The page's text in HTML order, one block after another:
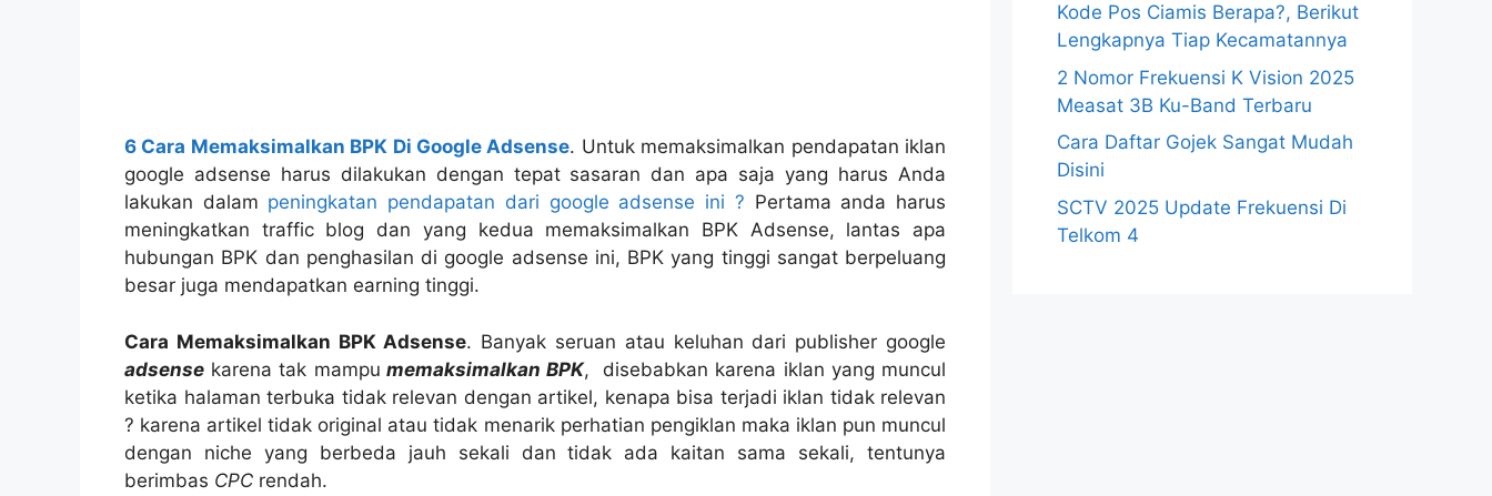
6 Cara Memaksimalkan BPK Di Google Adsense. Untuk memaksimalkan pendapatan iklan
google adsense harus dilakukan dengan tepat sasaran dan apa saja yang harus Anda
lakukan dalam peningkatan pendapatan dari google adsense ini ? Pertama anda harus
meningkatkan traffic blog dan yang kedua memaksimalkan BPK Adsense, lantas apa
hubungan BPK dan penghasilan di google adsense ini, BPK yang tinggi sangat berpeluang
besar juga mendapatkan earning tinggi.
Cara Memaksimalkan BPK Adsense. Banyak seruan atau keluhan dari publisher google
adsense karena tak mampu memaksimalkan BPK, disebabkan karena iklan yang muncul
ketika halaman terbuka tidak relevan dengan artikel, kenapa bisa terjadi iklan tidak relevan
? karena artikel tidak original atau tidak menarik perhatian pengiklan maka iklan pun muncul
dengan niche yang berbeda jauh sekali dan tidak ada kaitan sama sekali, tentunya
berimbas CPC rendah.
Kode Pos Ciamis Berapa?, Berikut
Lengkapnya Tiap Kecamatannya
2 Nomor Frekuensi K Vision 2025
Measat 3B Ku-Band Terbaru
Cara Daftar Gojek Sangat Mudah
Disini
SCTV 2025 Update Frekuensi Di
Telkom 4